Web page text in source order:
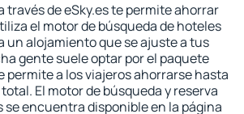
través de eSky.es te permite ahorrar
el motor de búsqueda de hoteles
un alojamiento que se ajuste a tus
gente suele optar por el paquete
permite a los viajeros ahorrarse hasta
El motor de búsqueda y reserva
se encuentra disponible en la página